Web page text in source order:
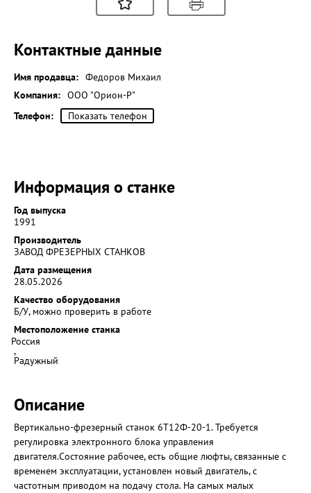
Контактные данные
Имя продавца: Федоров Михаил
Компания: ООО "Орион-Р"
Телефон:
Показать телефон
Информация о станке
Год выпуска
1991
Производитель
ЗАВОД ФРЕЗЕРНЫХ СТАНКОВ
Дата размещения
28.05.2026
Качество оборудования
Б/У, можно проверить в работе
Местоположение станка
Россия
,
Радужный
Описание
Вертикально-фрезерный станок 6Т12Ф-20-1. Требуется
регулировка электронного блока управления
двигателя.Состояние рабочее, есть общие люфты, связанные с
временем эксплуатации, установлен новый двигатель, с
частотным приводом на подачу стола. На самых малых